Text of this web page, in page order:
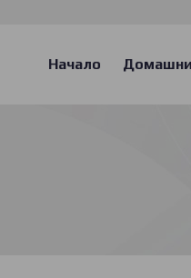
navigation
Начало Домашни